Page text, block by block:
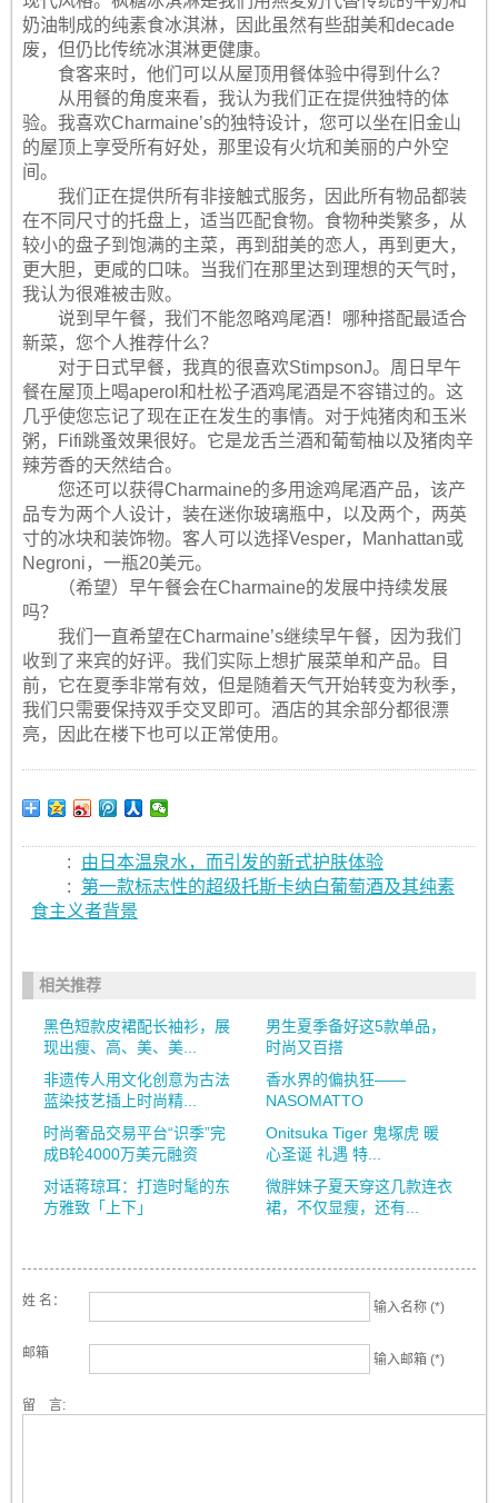
奶油制成的纯素食冰淇淋，因此虽然有些甜美和decade
废，但仍比传统冰淇淋更健康。
食客来时，他们可以从屋顶用餐体验中得到什么？
从用餐的角度来看，我认为我们正在提供独特的体
验。我喜欢Charmaine’s的独特设计，您可以坐在旧金山
的屋顶上享受所有好处，那里设有火坑和美丽的户外空
间。
我们正在提供所有非接触式服务，因此所有物品都装
在不同尺寸的托盘上，适当匹配食物。食物种类繁多，从
较小的盘子到饱满的主菜，再到甜美的恋人，再到更大，
更大胆，更咸的口味。当我们在那里达到理想的天气时，
我认为很难被击败。
说到早午餐，我们不能忽略鸡尾酒！哪种搭配最适合
新菜，您个人推荐什么？
对于日式早餐，我真的很喜欢StimpsonJ。周日早午
餐在屋顶上喝aperol和杜松子酒鸡尾酒是不容错过的。这
几乎使您忘记了现在正在发生的事情。对于炖猪肉和玉米
粥，Fifi跳蚤效果很好。它是龙舌兰酒和葡萄柚以及猪肉辛
辣芳香的天然结合。
您还可以获得Charmaine的多用途鸡尾酒产品，该产
品专为两个人设计，装在迷你玻璃瓶中，以及两个，两英
寸的冰块和装饰物。客人可以选择Vesper，Manhattan或
Negroni，一瓶20美元。
（希望）早午餐会在Charmaine的发展中持续发展
吗？
我们一直希望在Charmaine’s继续早午餐，因为我们
收到了来宾的好评。我们实际上想扩展菜单和产品。目
前，它在夏季非常有效，但是随着天气开始转变为秋季，
我们只需要保持双手交叉即可。酒店的其余部分都很漂
亮，因此在楼下也可以正常使用。
:
由日本温泉水，而引发的新式护肤体验
:
第一款标志性的超级托斯卡纳白葡萄酒及其纯素
食主义者背景
相关推荐
黑色短款皮裙配长袖衫，展
现出瘦、高、美、美...
男生夏季备好这5款单品，
时尚又百搭
非遗传人用文化创意为古法
蓝染技艺插上时尚精...
香水界的偏执狂——
NASOMATTO
时尚奢品交易平台“识季”完
成B轮4000万美元融资
Onitsuka Tiger 鬼塚虎 暖
心圣诞 礼遇 特...
对话蒋琼耳：打造时髦的东
方雅致「上下」
微胖妹子夏天穿这几款连衣
裙，不仅显瘦，还有...
姓 名： 输入名称 (*)
邮箱 输入邮箱 (*)
留 言: